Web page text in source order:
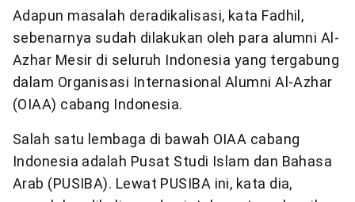
Adapun masalah deradikalisasi, kata Fadhil,
sebenarnya sudah dilakukan oleh para alumni Al-
Azhar Mesir di seluruh Indonesia yang tergabung
dalam Organisasi Internasional Alumni Al-Azhar
(OIAA) cabang Indonesia.
Salah satu lembaga di bawah OIAA cabang
Indonesia adalah Pusat Studi Islam dan Bahasa
Arab (PUSIBA). Lewat PUSIBA ini, kata dia,